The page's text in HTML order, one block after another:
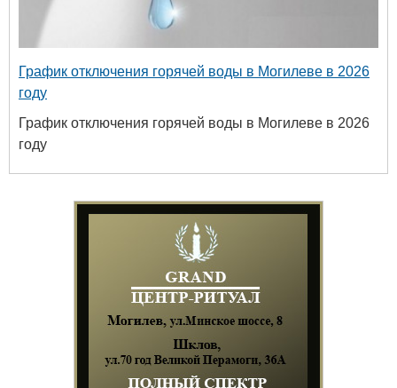
График отключения горячей воды в Могилеве в 2026
году
График отключения горячей воды в Могилеве в 2026
году